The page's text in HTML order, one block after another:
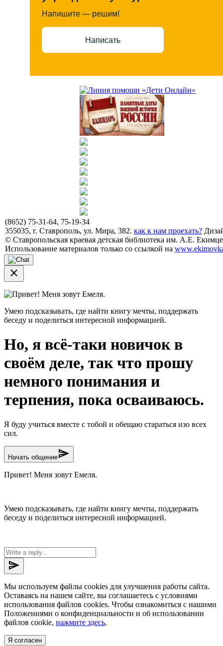
Напишите — решим!
Написать
(8652) 75-31-64, 75-19-34
355035, г. Ставрополь, ул. Мира, 382. как к нам проехать?
© Ставропольская краевая детская библиотека им. А.Е.
Использование материалов только со ссылкой на
close
Привет! Меня зовут Емеля.
Умею подсказывать, где найти книгу мечты, поддержать
беседу и поделиться интересной информацией.
Но, я всё-таки новичок в
своём деле, так что прошу
немного понимания и
терпения, пока осваиваюсь.
Я буду учиться вместе с тобой и обещаю стараться изо всех
сил.
Начать общениеsend
Привет! Меня зовут Емеля.
Умею подсказывать, где найти книгу мечты, поддержать
беседу и поделиться интересной информацией.
send
Мы используем файлы cookies для улучшения работы сайта.
Оставаясь на нашем сайте, вы соглашаетесь с условиями
использования файлов cookies. Чтобы ознакомиться с нашими
Положениями о конфиденциальности и об использовании
файлов cookie, нажмите здесь.
Я согласен